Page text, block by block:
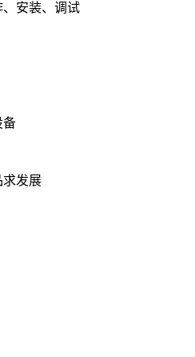
安装、调试
备
求发展